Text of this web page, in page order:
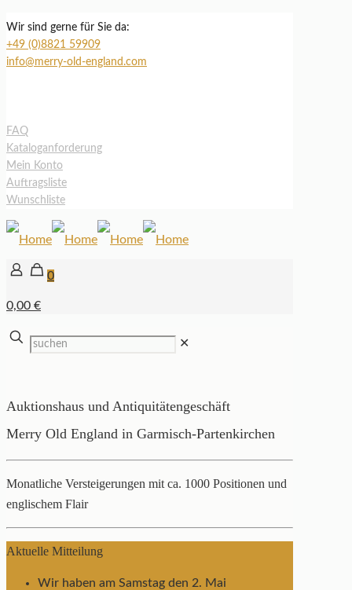
Wir sind gerne für Sie da:
+49 (0)8821 59909
info@merry-old-england.com
FAQ
Kataloganforderung
Mein Konto
Auftragsliste
Wunschliste
0
0,00 €
✕
Auktionshaus und Antiquitätengeschäft
Merry Old England in Garmisch-Partenkirchen
Monatliche Versteigerungen mit ca. 1000 Positionen und
englischem Flair
Aktuelle Mitteilung
Wir haben am Samstag den 2. Mai